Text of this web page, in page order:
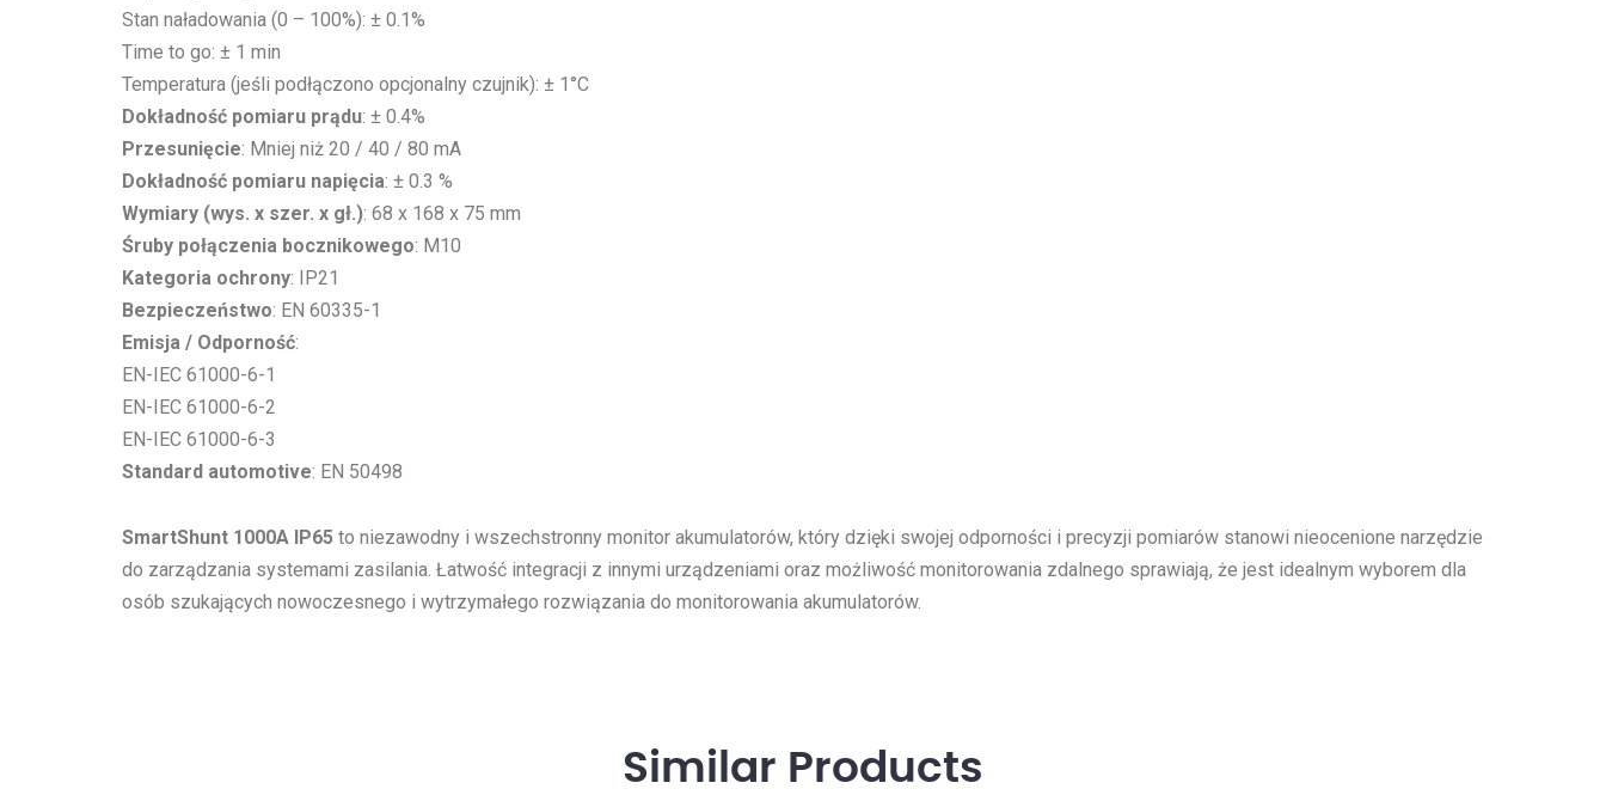
Stan naładowania (0 – 100%): ± 0.1%
Time to go: ± 1 min
Temperatura (jeśli podłączono opcjonalny czujnik): ± 1°C
Dokładność pomiaru prądu: ± 0.4%
Przesunięcie: Mniej niż 20 / 40 / 80 mA
Dokładność pomiaru napięcia: ± 0.3 %
Wymiary (wys. x szer. x gł.): 68 x 168 x 75 mm
Śruby połączenia bocznikowego: M10
Kategoria ochrony: IP21
Bezpieczeństwo: EN 60335-1
Emisja / Odporność:
EN-IEC 61000-6-1
EN-IEC 61000-6-2
EN-IEC 61000-6-3
Standard automotive: EN 50498
SmartShunt 1000A IP65 to niezawodny i wszechstronny monitor akumulatorów, który dzięki swojej odporności i precyzji pomiarów stanowi nieocenione narzędzie
do zarządzania systemami zasilania. Łatwość integracji z innymi urządzeniami oraz możliwość monitorowania zdalnego sprawiają, że jest idealnym wyborem dla
osób szukających nowoczesnego i wytrzymałego rozwiązania do monitorowania akumulatorów.
Similar Products